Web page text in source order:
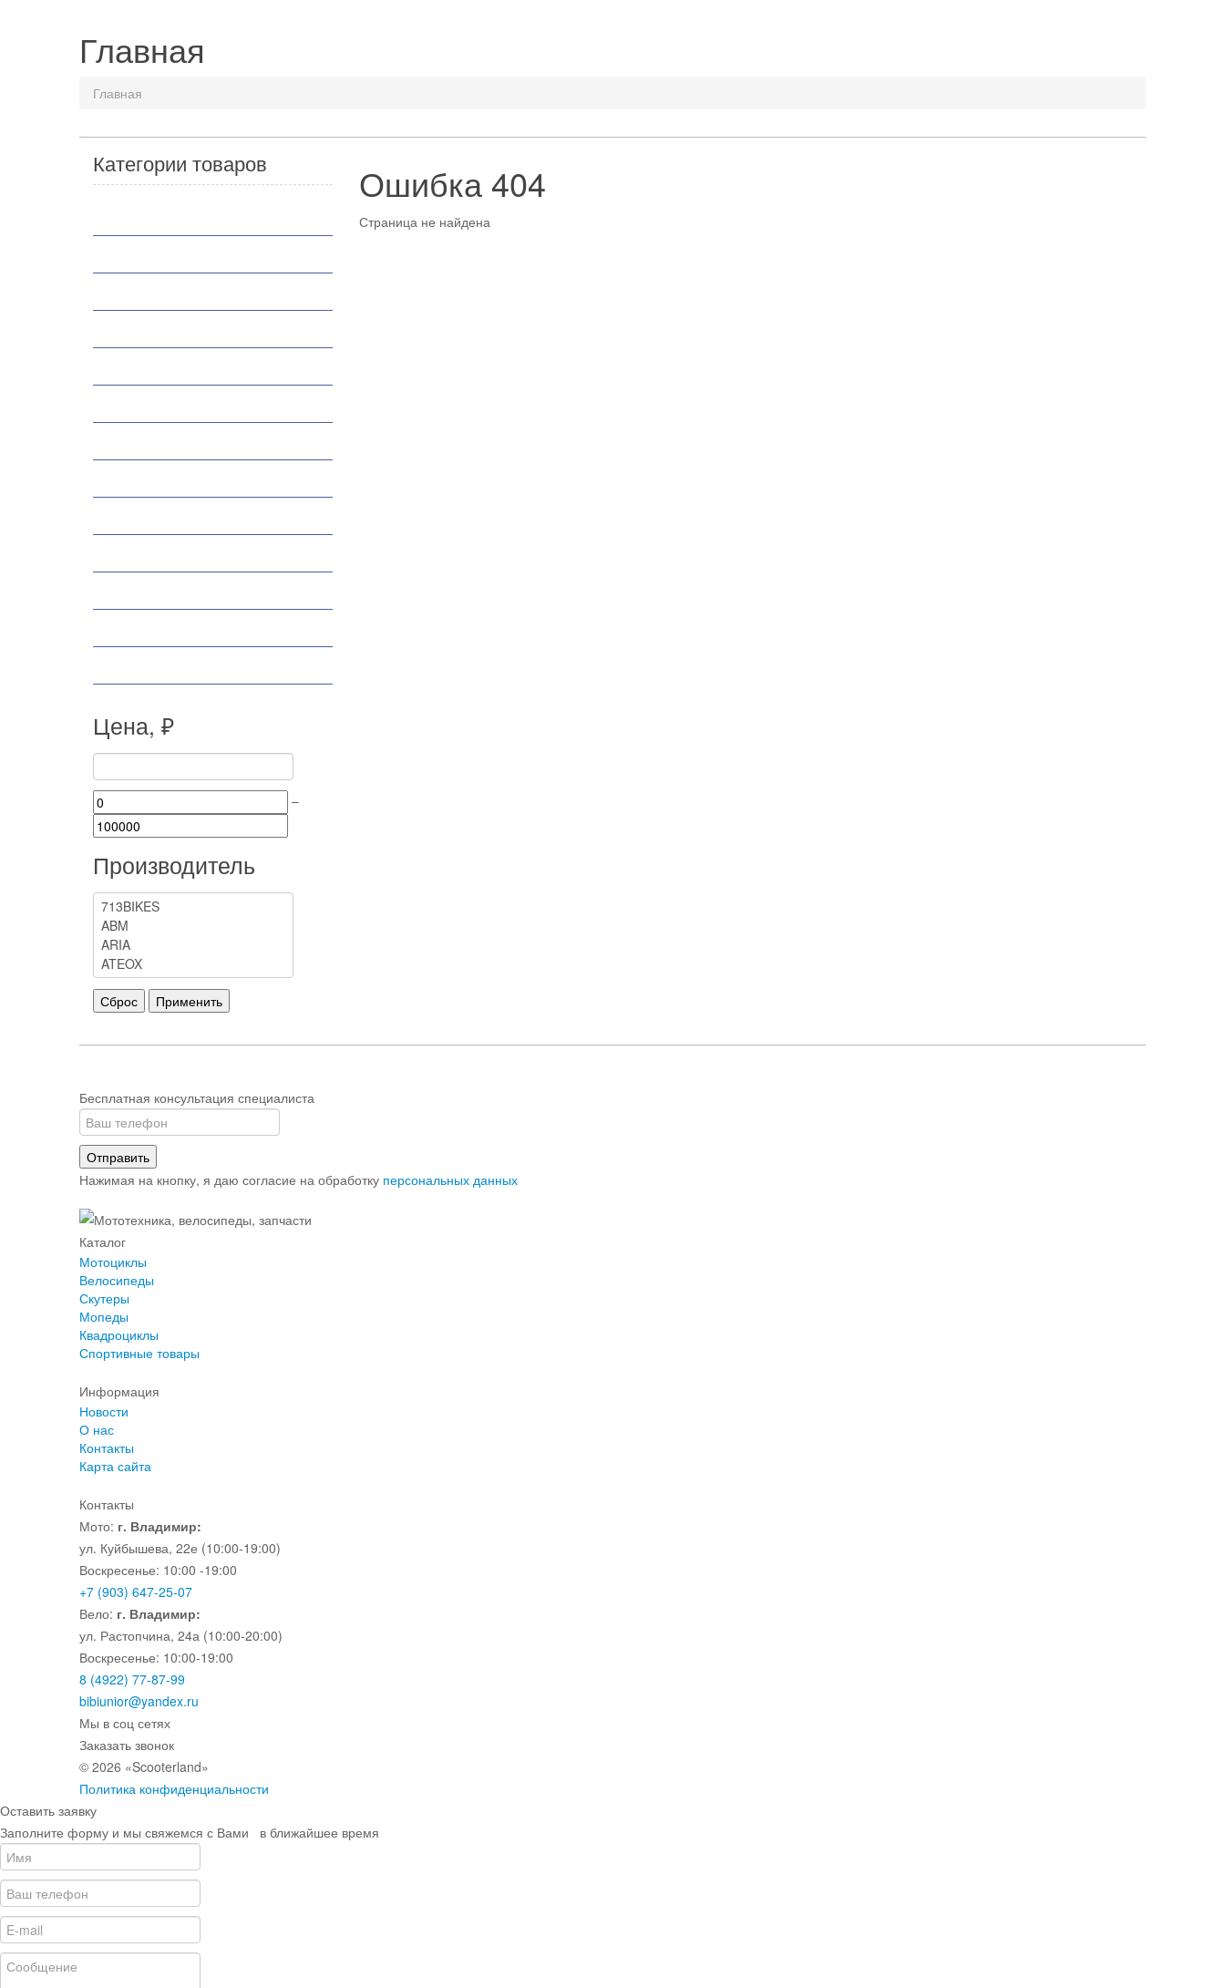
Главная
Главная
Ошибка 404
Страница не найдена
Категории товаров
Цена, ₽
–
Производитель
Бесплатная консультация специалиста
Отправить
Нажимая на кнопку, я даю согласие на обработку персональных данных
Каталог
Мотоциклы
Велосипеды
Скутеры
Мопеды
Квадроциклы
Спортивные товары
Информация
Новости
О нас
Контакты
Карта сайта
Контакты
Мото: г. Владимир:
ул. Куйбышева, 22е (10:00-19:00)
Воскресенье: 10:00 -19:00
+7 (903) 647-25-07
Вело: г. Владимир:
ул. Растопчина, 24а (10:00-20:00)
Воскресенье: 10:00-19:00
8 (4922) 77-87-99
bibiunior@yandex.ru
Мы в соц сетях
Заказать звонок
© 2026 «Scooterland»
Политика конфиденциальности
Оставить заявку
Заполните форму и мы свяжемся с Вами в ближайшее время